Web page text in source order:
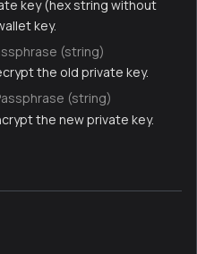
key (hex string without
key.
(string)
the old private key.
(string)
the new private key.